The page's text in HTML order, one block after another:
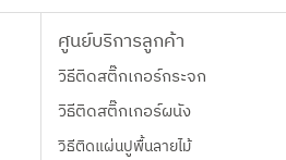
ศูนย์บริการลูกค้า
วิธีติดสติ๊กเกอร์กระจก
วิธีติดสติ๊กเกอร์ผนัง
วิธีติดแผ่นปูพื้นลายไม้